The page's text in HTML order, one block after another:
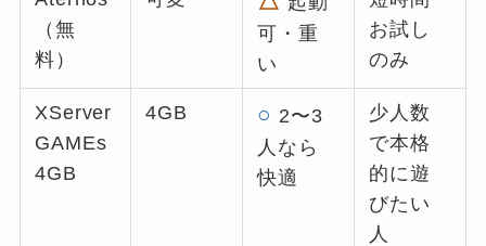
（無
料）
可・重
い
お試し
のみ
XServer
GAMEs
4GB
4GB ○ 2〜3
人なら
快適
少人数
で本格
的に遊
びたい
人